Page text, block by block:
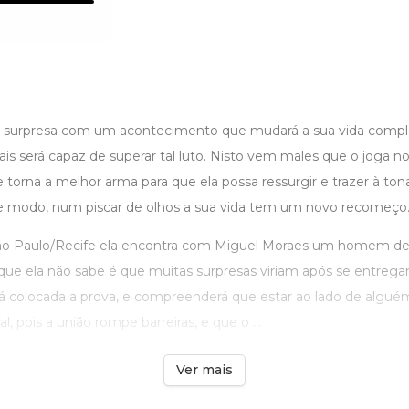
surpresa com um acontecimento que mudará a sua vida
será capaz de superar tal luto. Nisto vem males que o joga
a melhor arma para que ela possa ressurgir e trazer à
modo, num piscar de olhos a sua vida tem um novo recomeço.
Paulo/Recife ela encontra com Miguel Moraes um homem
ela não sabe é que muitas surpresas viriam após se
colocada a prova, e compreenderá que estar ao lado de
pois a união rompe barreiras, e que o ...
Ver mais